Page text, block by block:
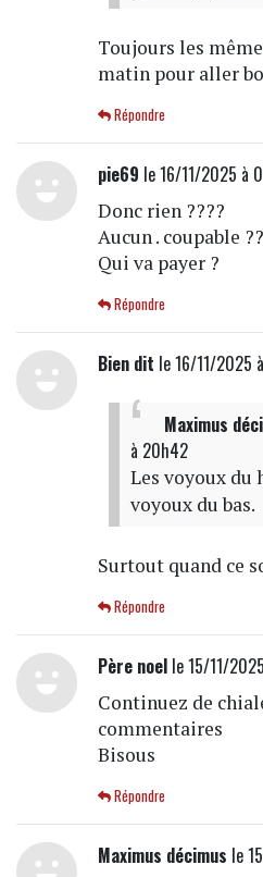
Toujours les
matin pour aller
Répondre
pie69 le 16/11/2025 à
Donc rien ????
Aucun . coupable
Qui va payer ?
Répondre
Bien dit le 16/11/2025
Maximus
à 20h42
Les voyoux du
voyoux du bas.
Surtout quand ce
Répondre
Père noelle 15/11/
Continuez de
commentaires
Bisous
Répondre
Maximus décimus le